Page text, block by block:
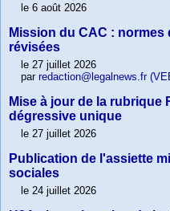
le 6 août 2026
Mission du CAC : normes
révisées
le 27 juillet 2026
par redaction@legalnews.fr
Mise à jour de la rubrique
dégressive unique
le 27 juillet 2026
Publication de l'assiette
sociales
le 24 juillet 2026